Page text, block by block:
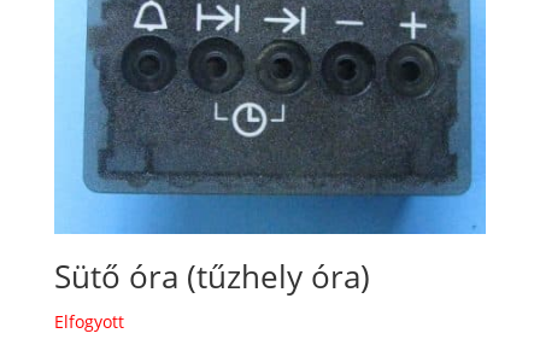
Sütő óra (tűzhely óra)
Elfogyott